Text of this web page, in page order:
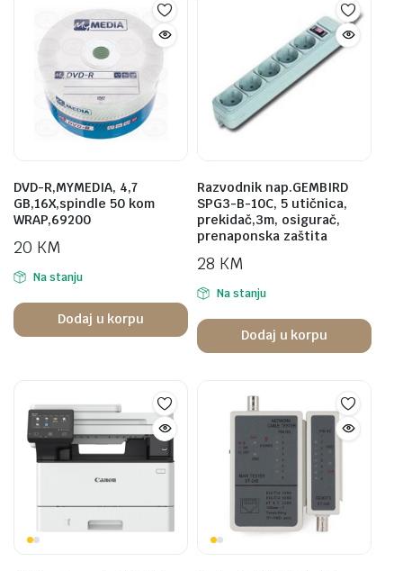
DVD-R,MYMEDIA, 4,7
GB,16X,spindle 50 kom
WRAP,69200
20 KM
Na stanju
Dodaj u korpu
Razvodnik nap.GEMBIRD
SPG3-B-10C, 5 utičnica,
prekidač,3m, osigurač,
prenaponska zaštita
28 KM
Na stanju
Dodaj u korpu